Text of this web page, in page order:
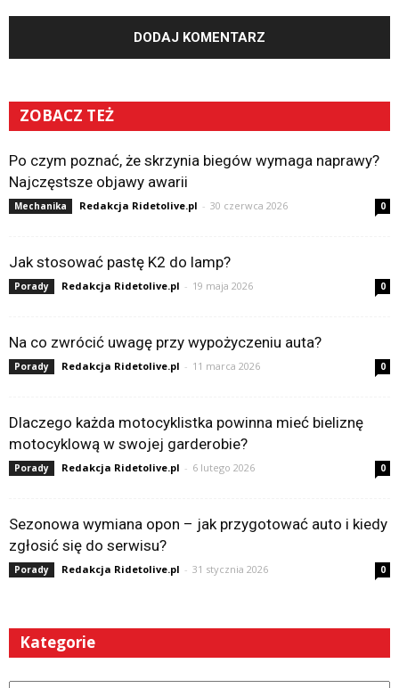
ZOBACZ TEŻ
Po czym poznać, że skrzynia biegów wymaga naprawy?
Najczęstsze objawy awarii
Mechanika Redakcja Ridetolive.pl - 30 czerwca 2026 0
Jak stosować pastę K2 do lamp?
Porady Redakcja Ridetolive.pl - 19 maja 2026 0
Na co zwrócić uwagę przy wypożyczeniu auta?
Porady Redakcja Ridetolive.pl - 11 marca 2026 0
Dlaczego każda motocyklistka powinna mieć bieliznę
motocyklową w swojej garderobie?
Porady Redakcja Ridetolive.pl - 6 lutego 2026 0
Sezonowa wymiana opon – jak przygotować auto i kiedy
zgłosić się do serwisu?
Porady Redakcja Ridetolive.pl - 31 stycznia 2026 0
Kategorie
Kategorie